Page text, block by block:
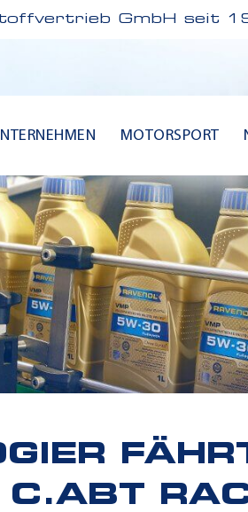
GmbH seit
MOTORSPORT
C.ABT